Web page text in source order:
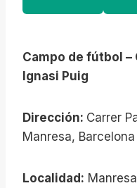
Campo de fútbol –
Ignasi Puig
Dirección: Carrer
Manresa, Barcelona
Localidad: Manresa